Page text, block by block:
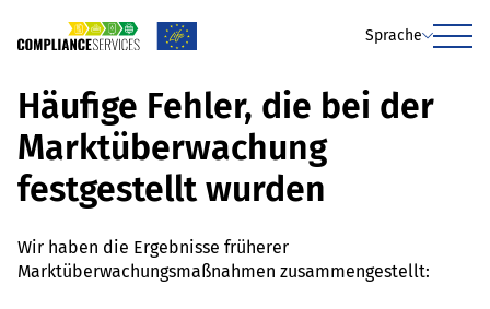
Sprache
Menu
Häufige Fehler, die bei der
Marktüberwachung
festgestellt wurden
Wir haben die Ergebnisse früherer
Marktüberwachungsmaßnahmen zusammengestellt: